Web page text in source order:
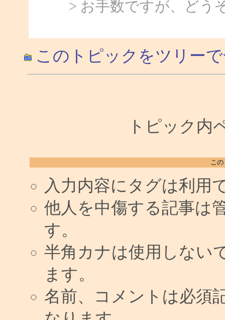
> お手数ですが、どう
このトピックをツリー
トピック内
こ
入力内容にタグは利用
他人を中傷する記事は
す。
半角カナは使用しない
ます。
名前、コメントは必須